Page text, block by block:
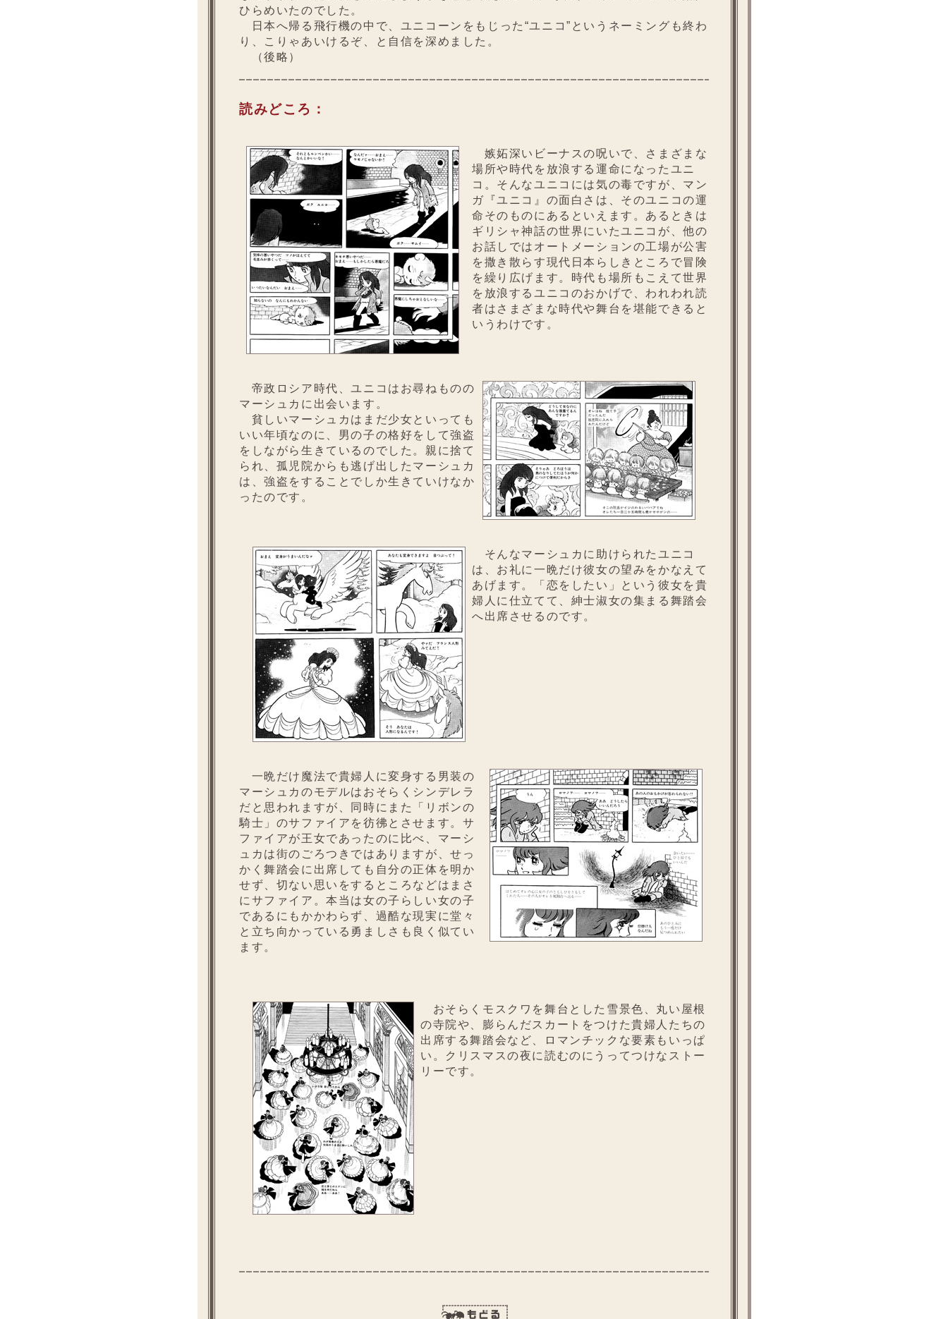
ひらめいたのでした。
日本へ帰る飛行機の中で、ユニコーンをもじった“ユニコ”というネーミングも終わ
り、こりゃあいけるぞ、と自信を深めました。
（後略）
読みどころ：
嫉妬深いビーナスの呪いで、さまざまな
場所や時代を放浪する運命になったユニ
コ。そんなユニコには気の毒ですが、マン
ガ『ユニコ』の面白さは、そのユニコの運
命そのものにあるといえます。あるときは
ギリシャ神話の世界にいたユニコが、他の
お話しではオートメーションの工場が公害
を撒き散らす現代日本らしきところで冒険
を繰り広げます。時代も場所もこえて世界
を放浪するユニコのおかげで、われわれ読
者はさまざまな時代や舞台を堪能できると
いうわけです。
帝政ロシア時代、ユニコはお尋ねものの
マーシュカに出会います。
貧しいマーシュカはまだ少女といっても
いい年頃なのに、男の子の格好をして強盗
をしながら生きているのでした。親に捨て
られ、孤児院からも逃げ出したマーシュカ
は、強盗をすることでしか生きていけなか
ったのです。
そんなマーシュカに助けられたユニコ
は、お礼に一晩だけ彼女の望みをかなえて
あげます。「恋をしたい」という彼女を貴
婦人に仕立てて、紳士淑女の集まる舞踏会
へ出席させるのです。
一晩だけ魔法で貴婦人に変身する男装の
マーシュカのモデルはおそらくシンデレラ
だと思われますが、同時にまた「リボンの
騎士」のサファイアを彷彿とさせます。サ
ファイアが王女であったのに比べ、マーシ
ュカは街のごろつきではありますが、せっ
かく舞踏会に出席しても自分の正体を明か
せず、切ない思いをするところなどはまさ
にサファイア。本当は女の子らしい女の子
であるにもかかわらず、過酷な現実に堂々
と立ち向かっている勇ましさも良く似てい
ます。
おそらくモスクワを舞台とした雪景色、丸い屋根
の寺院や、膨らんだスカートをつけた貴婦人たちの
出席する舞踏会など、ロマンチックな要素もいっぱ
い。クリスマスの夜に読むのにうってつけなストー
リーです。